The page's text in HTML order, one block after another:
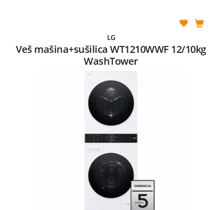
LG
Veš mašina+sušilica WT1210WWF 12/10kg
WashTower